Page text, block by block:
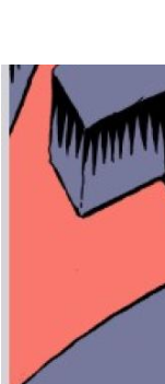
Image